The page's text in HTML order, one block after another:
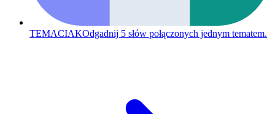
TEMACIAKOdgadnij 5 słów połączonych jednym tematem.